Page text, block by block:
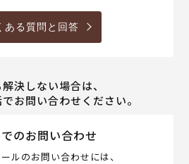
ある質問と回答
決しない場合は、
お問い合わせください。
のお問い合わせ
ルのお問い合わせには、